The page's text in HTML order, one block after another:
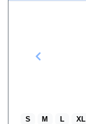
S M L XL